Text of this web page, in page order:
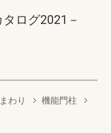
ログ2021－
わり
機能門柱